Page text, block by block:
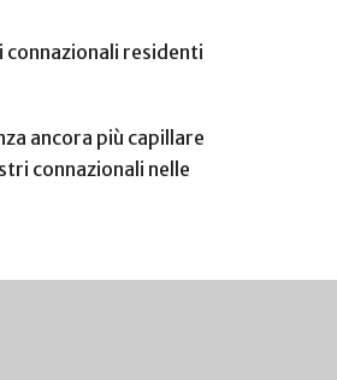
connazionali residenti
ancora più capillare
connazionali nelle